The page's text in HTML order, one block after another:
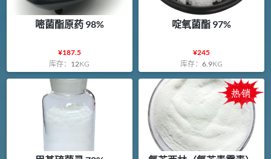
嘧菌酯原药 98%
¥187.5
库存： 12KG
啶氧菌酯 97%
¥245
库存：6.9KG